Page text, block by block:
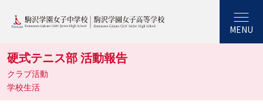
MENU
硬式テニス部 活動報告
クラブ活動
学校生活